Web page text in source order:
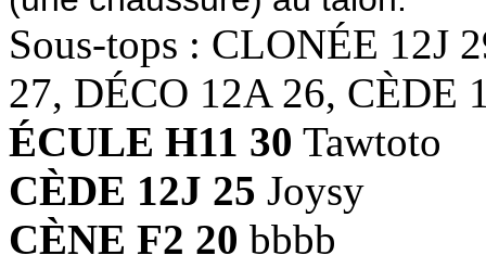
Sous-tops : CLONÉE 12J
27, DÉCO 12A 26, CÈDE
ÉCULE H11 30 Tawtoto
CÈDE 12J 25 Joysy
CÈNE F2 20 bbbb